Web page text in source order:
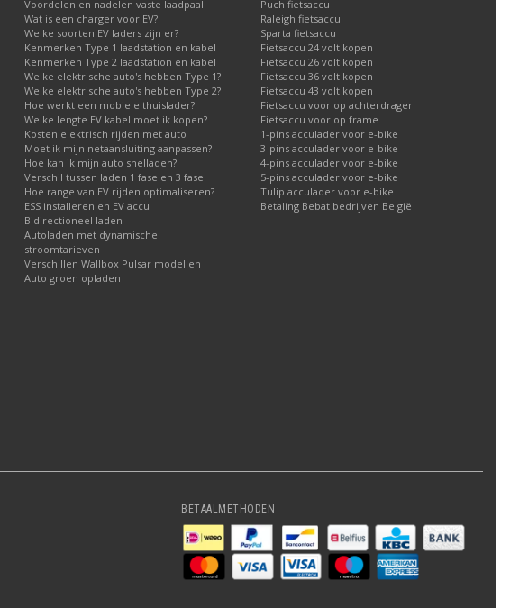
Voordelen en nadelen vaste laadpaal
Wat is een charger voor EV?
Welke soorten EV laders zijn er?
Kenmerken Type 1 laadstation en kabel
Kenmerken Type 2 laadstation en kabel
Welke elektrische auto's hebben Type 1?
Welke elektrische auto's hebben Type 2?
Hoe werkt een mobiele thuislader?
Welke lengte EV kabel moet ik kopen?
Kosten elektrisch rijden met auto
Moet ik mijn netaansluiting aanpassen?
Hoe kan ik mijn auto snelladen?
Verschil tussen laden 1 fase en 3 fase
Hoe range van EV rijden optimaliseren?
ESS installeren en EV accu
Bidirectioneel laden
Autoladen met dynamische
stroomtarieven
Verschillen Wallbox Pulsar modellen
Auto groen opladen
Puch fietsaccu
Raleigh fietsaccu
Sparta fietsaccu
Fietsaccu 24 volt kopen
Fietsaccu 26 volt kopen
Fietsaccu 36 volt kopen
Fietsaccu 43 volt kopen
Fietsaccu voor op achterdrager
Fietsaccu voor op frame
1-pins acculader voor e-bike
3-pins acculader voor e-bike
4-pins acculader voor e-bike
5-pins acculader voor e-bike
Tulip acculader voor e-bike
Betaling Bebat bedrijven België
BETAALMETHODEN